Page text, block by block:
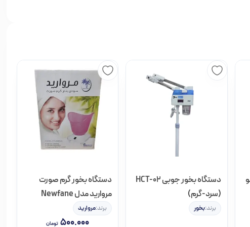
نمایید
سالنی است که در بین حرفه ای ترین محصولات حوزه ی پیرایش پر
دستگاه بخور جوبی HCT-02
(سرد-گرم)
برند:بخور
دستگاه بخور گرم صورت
مروارید مدل Newfane
برند:مروارید
۵۰۰.۰۰۰ تومان